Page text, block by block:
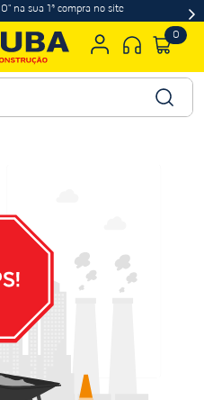
na sua 1ª compra no site
0